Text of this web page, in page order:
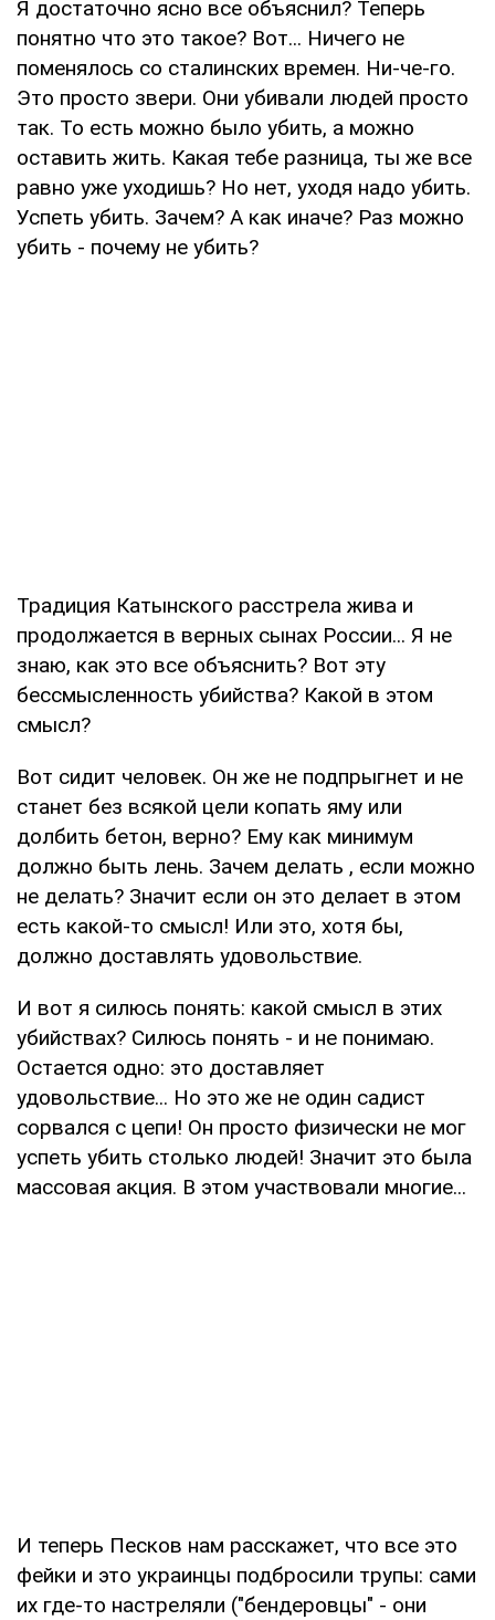
Я достаточно ясно все объяснил? Теперь
понятно что это такое? Вот... Ничего не
поменялось со сталинских времен. Ни-че-го.
Это просто звери. Они убивали людей просто
так. То есть можно было убить, а можно
оставить жить. Какая тебе разница, ты же все
равно уже уходишь? Но нет, уходя надо убить.
Успеть убить. Зачем? А как иначе? Раз можно
убить - почему не убить?
Традиция Катынского расстрела жива и
продолжается в верных сынах России... Я не
знаю, как это все объяснить? Вот эту
бессмысленность убийства? Какой в этом
смысл?
Вот сидит человек. Он же не подпрыгнет и не
станет без всякой цели копать яму или
долбить бетон, верно? Ему как минимум
должно быть лень. Зачем делать , если можно
не делать? Значит если он это делает в этом
есть какой-то смысл! Или это, хотя бы,
должно доставлять удовольствие.
И вот я силюсь понять: какой смысл в этих
убийствах? Силюсь понять - и не понимаю.
Остается одно: это доставляет
удовольствие... Но это же не один садист
сорвался с цепи! Он просто физически не мог
успеть убить столько людей! Значит это была
массовая акция. В этом участвовали многие...
И теперь Песков нам расскажет, что все это
фейки и это украинцы подбросили трупы: сами
их где-то настреляли ("бендеровцы" - они